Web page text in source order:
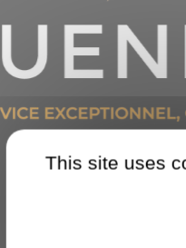
This site uses